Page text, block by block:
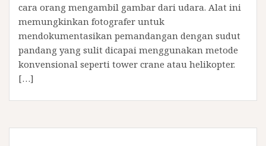
cara orang mengambil gambar dari udara. Alat ini
memungkinkan fotografer untuk
mendokumentasikan pemandangan dengan sudut
pandang yang sulit dicapai menggunakan metode
konvensional seperti tower crane atau helikopter.
[…]